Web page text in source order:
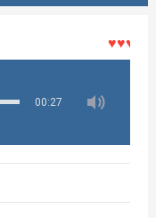
♥♥♥着メ
00:27